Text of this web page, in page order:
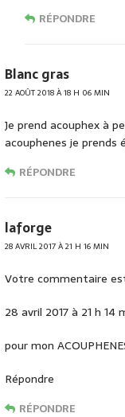
RÉPONDRE
Blanc gras
22 AOÛT 2018 À 18 H 06 MIN
Je prend acouphex à
acouphenes je
RÉPONDRE
laforge
28 AVRIL 2017 À 21 H 16 MIN
Votre commentaire
28 avril 2017 à 21 h 14
pour mon
Répondre
RÉPONDRE